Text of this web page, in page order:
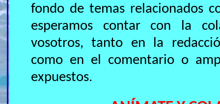
fondo de temas relacionados
esperamos contar con la
vosotros, tanto en la
como en el comentario o
expuestos.